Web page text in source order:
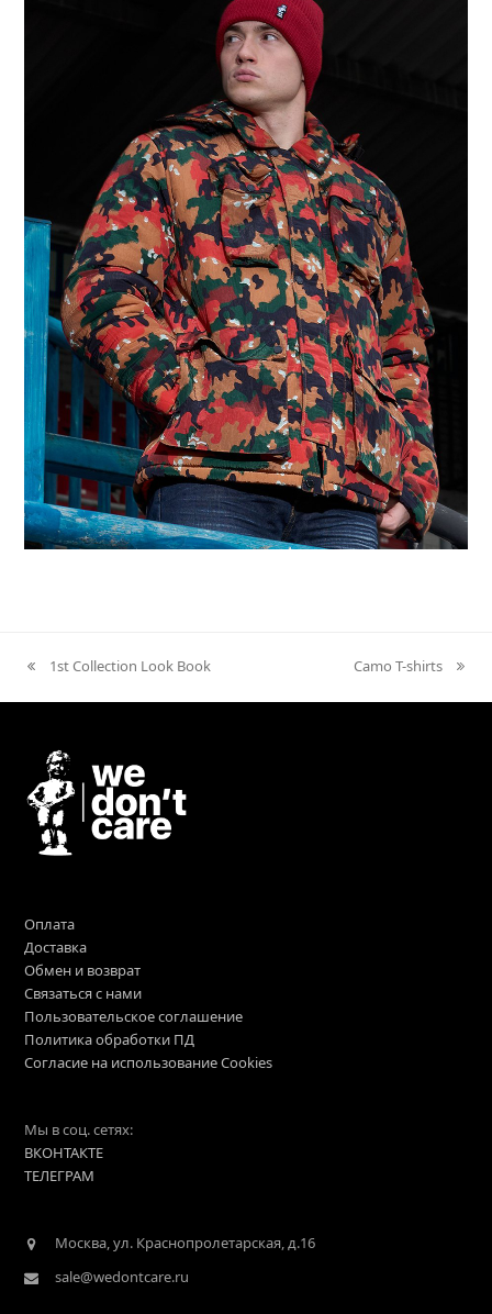
previous
post:
1st Collection Look Book
next
post:
Camo T-shirts
Оплата
Доставка
Обмен и возврат
Связаться с нами
Пользовательское соглашение
Политика обработки ПД
Согласие на использование Cookies
Мы в соц. сетях:
ВКОНТАКТЕ
ТЕЛЕГРАМ
Москва, ул. Краснопролетарская, д.16
sale@wedontcare.ru